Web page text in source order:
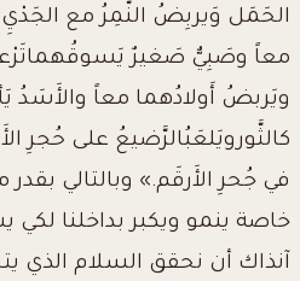
الحَمَل وَيربِضُ النَّمِرُ مع
معاً وصَبِيٌّ صَغيرٌ
ويَربضُ أَولادُهما معاً والأَسَدُ
كالثَّورويَلعَبُالرَّضيعُ على حُجرِ
في جُحرِ الأَرقَم.» وبالتالي
خاصة ينمو ويكبر بداخلنا لكي
آنذاك أن نحقق السلام الذي